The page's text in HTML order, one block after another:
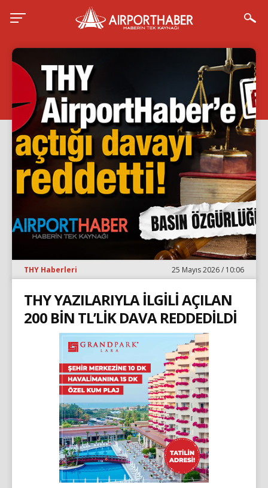
THY Haberleri 25 Mayıs 2026 / 10:06
THY YAZILARIYLA İLGİLİ AÇILAN
200 BİN TL’LİK DAVA REDDEDİLDİ